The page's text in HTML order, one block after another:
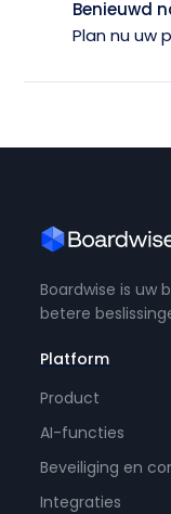
Benieuwd
Plan nu uw
Boardwise is uw
betere
Platform
Product
AI-functies
Beveiliging en
Integraties